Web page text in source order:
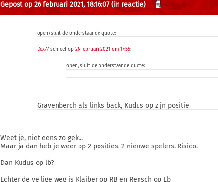
Gepost op 26 februari 2021, 18:16:07 (in reactie)
open/sluit de onderstaande quote:
Dex77schreef op26 februari 2021 om 17:55:
open/sluit de onderstaande quote:
Gravenberch als links back, Kudus op zijn positie
Weet je, niet eens zo gek...
Maar ja dan heb je weer op 2 posities, 2 nieuwe spelers. Risico.
Dan Kudus op lb?
Echter de veilige weg is Klaiber op RB en Rensch op Lb